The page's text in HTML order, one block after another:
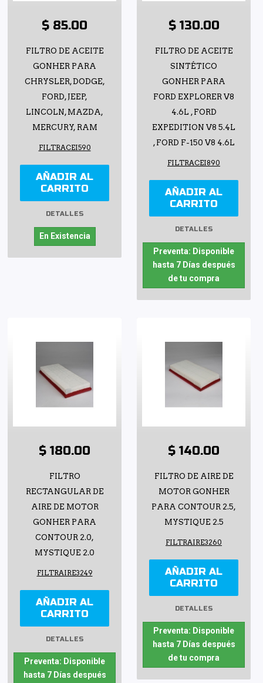
$ 85.00
FILTRO DE ACEITE
GONHER PARA
CHRYSLER, DODGE,
FORD, JEEP,
LINCOLN, MAZDA,
MERCURY, RAM
FILTRACEI590
AÑADIR AL
CARRITO
DETALLES
En Existencia
$ 130.00
FILTRO DE ACEITE
SINTÉTICO
GONHER PARA
FORD EXPLORER V8
4.6L , FORD
EXPEDITION V8 5.4L
, FORD F-150 V8 4.6L
FILTRACEI890
AÑADIR AL
CARRITO
DETALLES
Preventa: Disponible
hasta 7 Días después
de tu compra
$ 180.00
FILTRO
RECTANGULAR DE
AIRE DE MOTOR
GONHER PARA
CONTOUR 2.0,
MYSTIQUE 2.0
FILTRAIRE3249
AÑADIR AL
CARRITO
DETALLES
Preventa: Disponible
hasta 7 Días después
$ 140.00
FILTRO DE AIRE DE
MOTOR GONHER
PARA CONTOUR 2.5,
MYSTIQUE 2.5
FILTRAIRE3260
AÑADIR AL
CARRITO
DETALLES
Preventa: Disponible
hasta 7 Días después
de tu compra